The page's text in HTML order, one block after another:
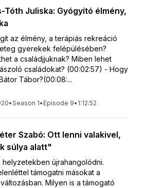
Tóth Juliska: Gyógyító élmény,
az élmény, a terápiás rekreáció
gyerekek felépülésében?
a családjjuknak? Miben lehet
családokat? (00:02:57) - Hogy
Tábor?(00:08:...
•Season 1• Episode 9• 1:12:52
Szabó: Ott lenni valakivel,
súlya alatt"
helyzetekben újrahangolódni.
támogatni másokat a
Milyen is a támogató